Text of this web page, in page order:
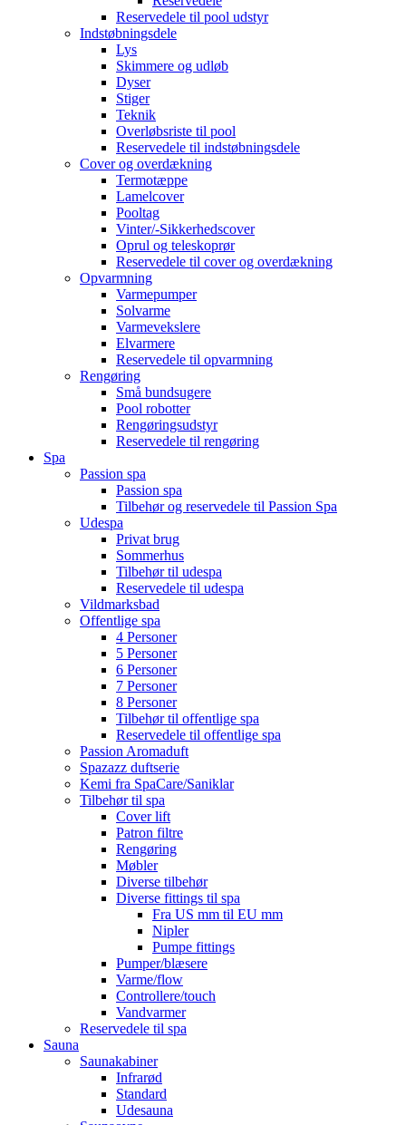
Reservedele til pool udstyr
Indstøbningsdele
Lys
Skimmere og udløb
Dyser
Stiger
Teknik
Overløbsriste til pool
Reservedele til indstøbningsdele
Cover og overdækning
Termotæppe
Lamelcover
Pooltag
Vinter/-Sikkerhedscover
Oprul og teleskoprør
Reservedele til cover og overdækning
Opvarmning
Varmepumper
Solvarme
Varmevekslere
Elvarmere
Reservedele til opvarmning
Rengøring
Små bundsugere
Pool robotter
Rengøringsudstyr
Reservedele til rengøring
Spa
Passion spa
Passion spa
Tilbehør og reservedele til Passion Spa
Udespa
Privat brug
Sommerhus
Tilbehør til udespa
Reservedele til udespa
Vildmarksbad
Offentlige spa
4 Personer
5 Personer
6 Personer
7 Personer
8 Personer
Tilbehør til offentlige spa
Reservedele til offentlige spa
Passion Aromaduft
Spazazz duftserie
Kemi fra SpaCare/Saniklar
Tilbehør til spa
Cover lift
Patron filtre
Rengøring
Møbler
Diverse tilbehør
Diverse fittings til spa
Fra US mm til EU mm
Nipler
Pumpe fittings
Pumper/blæsere
Varme/flow
Controllere/touch
Vandvarmer
Reservedele til spa
Sauna
Saunakabiner
Infrarød
Standard
Udesauna